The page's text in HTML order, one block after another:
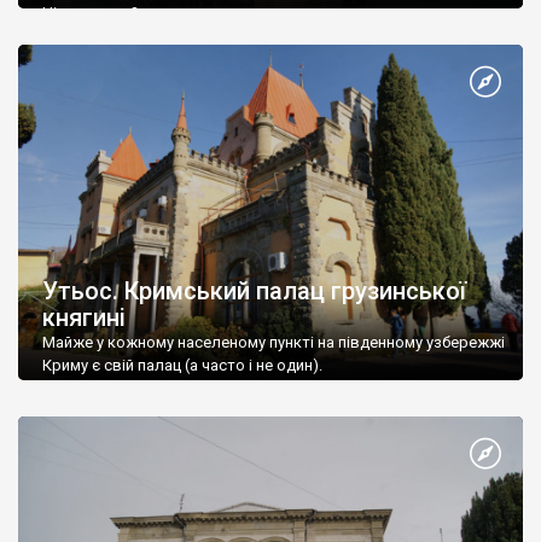
Ніжин греки?
Утьос. Кримський палац грузинської
княгині
Майже у кожному населеному пункті на південному узбережжі
Криму є свій палац (а часто і не один).